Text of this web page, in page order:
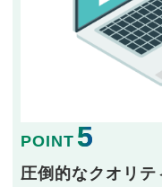
POINT 5
圧倒的なクオリテ